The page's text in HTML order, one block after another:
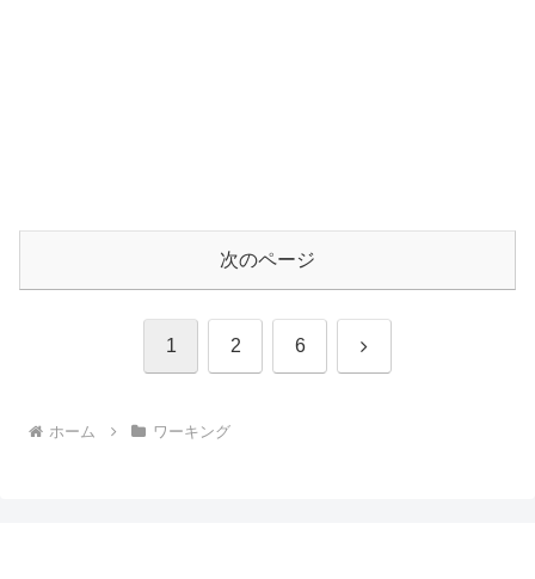
次のページ
1 2 6 次
ホーム ワーキング